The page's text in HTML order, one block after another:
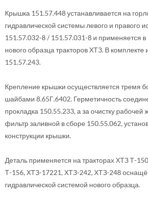
Крышка 151.57.448 устанавливается на
гидравлической системы левого и правого
151.57.032-8 / 151.57.031-8 и применяется в
нового образца тракторов ХТЗ. В комплекте
151.57.243.
Крепление крышки осуществляется тремя
шайбами 8.65Г.6402. Герметичность
прокладка 150.55.233, а за очистку рабочей
фильтр заливной в сборе 150.55.062,
конструкции крышки.
Деталь применяется на тракторах ХТЗ Т-
Т-156, ХТЗ-17221, ХТЗ-242, ХТЗ-248
гидравлической системой нового образца.